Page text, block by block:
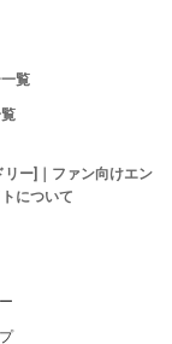
覧
ー]｜ファン向けエン
について